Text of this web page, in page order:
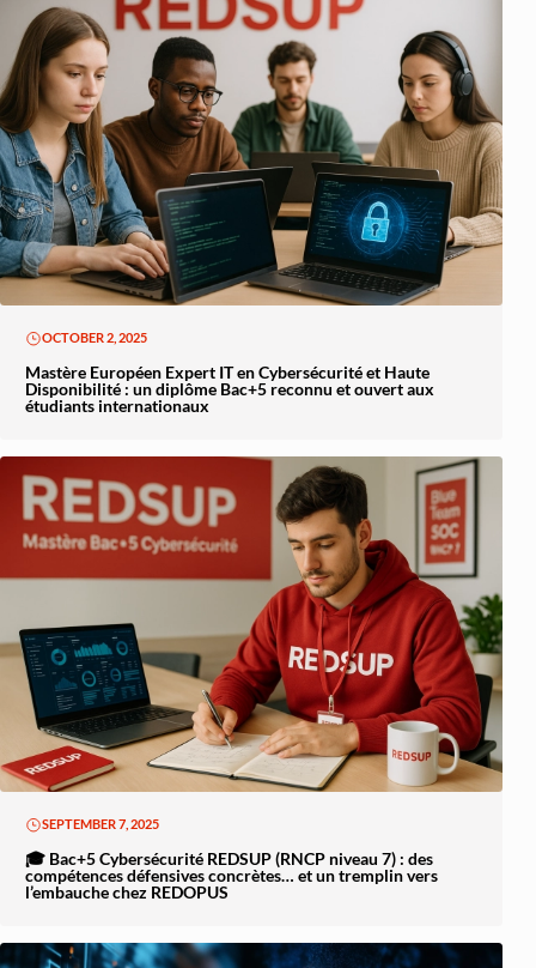
OCTOBER 2, 2025
Mastère Européen Expert IT en Cybersécurité et Haute
Disponibilité : un diplôme Bac+5 reconnu et ouvert aux
étudiants internationaux
SEPTEMBER 7, 2025
🎓 Bac+5 Cybersécurité REDSUP (RNCP niveau 7) : des
compétences défensives concrètes… et un tremplin vers
l’embauche chez REDOPUS